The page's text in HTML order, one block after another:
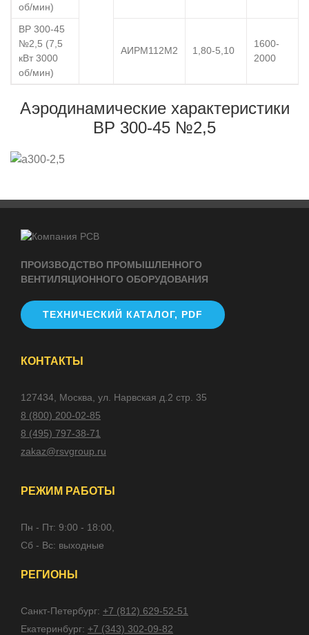
об/мин)
ВР 300-45
№2,5 (7,5
кВт 3000
об/мин)
АИРМ112М2 1,80-5,10
1600-
2000
Аэродинамические характеристики
ВР 300-45 №2,5
ПРОИЗВОДСТВО ПРОМЫШЛЕННОГО
ВЕНТИЛЯЦИОННОГО ОБОРУДОВАНИЯ
ТЕХНИЧЕСКИЙ КАТАЛОГ, PDF
КОНТАКТЫ
127434, Москва, ул. Нарвская д.2 стр. 35
8 (800) 200-02-85
8 (495) 797-38-71
zakaz@rsvgroup.ru
РЕЖИМ РАБОТЫ
Пн - Пт: 9:00 - 18:00,
Сб - Вс: выходные
РЕГИОНЫ
Санкт-Петербург: +7 (812) 629-52-51
Екатеринбург: +7 (343) 302-09-82